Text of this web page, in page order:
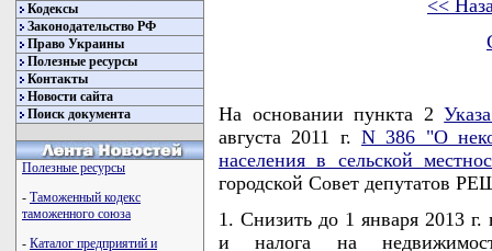
Кодексы
Законодательство РФ
Право Украины
Полезные ресурсы
Контакты
Новости сайта
Поиск документа
Полезные ресурсы
- Таможенный кодекс
таможенного союза
- Каталог предприятий и
<<
На основании пункта 2
августа 2011 г. N 386 "О
населения в сельской
городской Совет депутатов
1. Снизить до 1 января 2013 г.
и налога на